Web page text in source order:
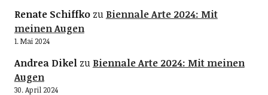
Renate Schiffkozu Biennale Arte 2024: Mit
meinen Augen
1. Mai 2024
Andrea Dikelzu Biennale Arte 2024: Mit meinen
Augen
30. April 2024